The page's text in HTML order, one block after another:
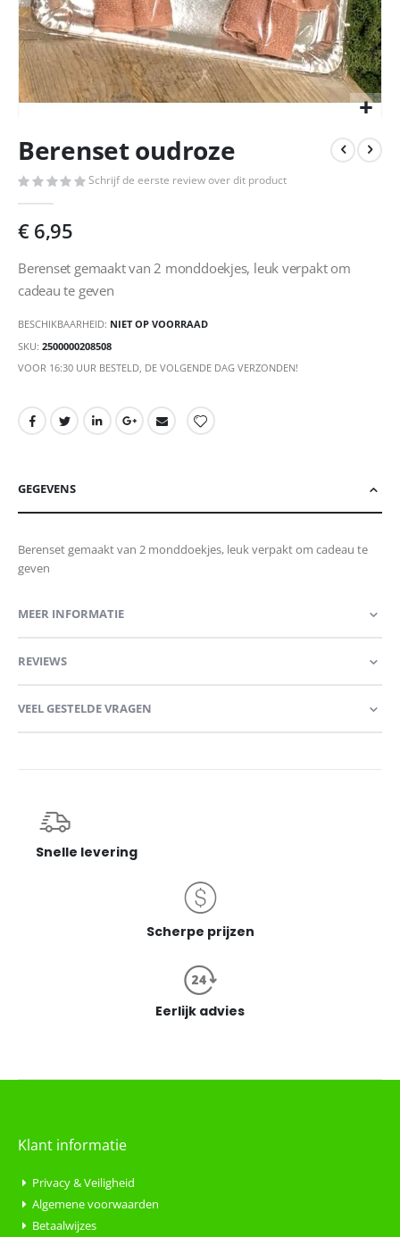
naar
het
begin
van
afbeeldingen-
Berenset oudroze
Schrijf de eerste review over dit product
€ 6,95
Berenset gemaakt van 2 monddoekjes, leuk verpakt om
cadeau te geven
BESCHIKBAARHEID: NIET OP VOORRAAD
SKU 2500000208508
VOOR 16:30 UUR BESTELD, DE VOLGENDE DAG VERZONDEN!
GEGEVENS
Berenset gemaakt van 2 monddoekjes, leuk verpakt om cadeau te
geven
MEER INFORMATIE
REVIEWS
VEEL GESTELDE VRAGEN
Snelle levering
Scherpe prijzen
Eerlijk advies
Klant informatie
Privacy & Veiligheid
Algemene voorwaarden
Betaalwijzes